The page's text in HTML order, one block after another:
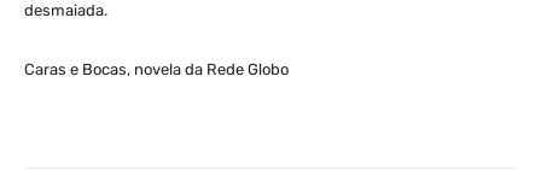
desmaiada.
Caras e Bocas, novela da Rede Globo